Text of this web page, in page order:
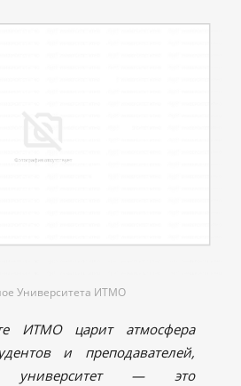
Университета ИТМО
ИТМО царит атмосфера
и преподавателей,
университет — это